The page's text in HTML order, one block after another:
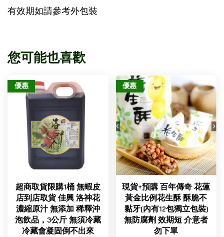
有效期如請參考外包裝
您可能也喜歡
優惠
超商取貨限購1桶 無蝦皮
店到店取貨 佳興 洛神花
濃縮原汁 無添加 稀釋沖
泡飲品，3公斤 無須冷藏
冷藏會凝固倒不出來
優惠
現貨+預購 百年傳奇 花蓮
黃金比例花生酥 酥脆不
黏牙(內有12包獨立包裝)
無防腐劑 效期短 介意者
勿下單